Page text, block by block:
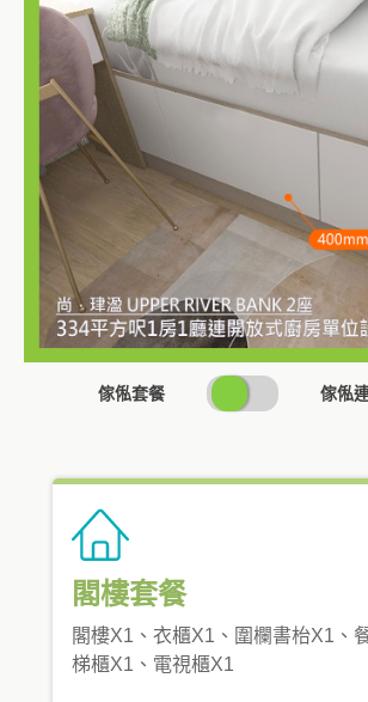
傢俬套餐
SWITCH
PRICING
傢俬
閣樓套餐
閣樓X1、衣櫃X1、圍欄書枱X1、
梯櫃X1、電視櫃X1